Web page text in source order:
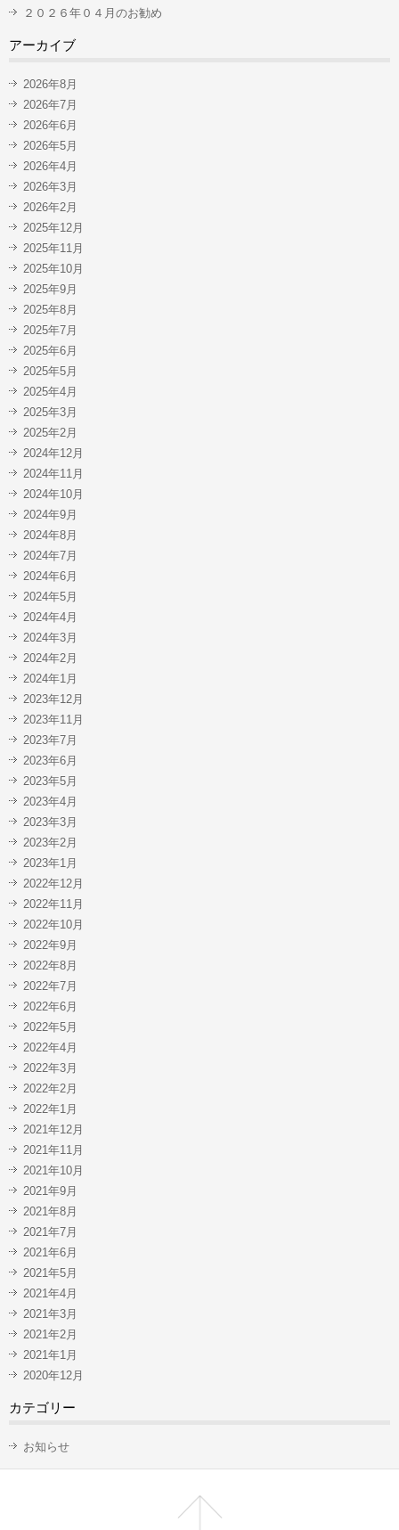
２０２６年０４月のお勧め
アーカイブ
2026年8月
2026年7月
2026年6月
2026年5月
2026年4月
2026年3月
2026年2月
2025年12月
2025年11月
2025年10月
2025年9月
2025年8月
2025年7月
2025年6月
2025年5月
2025年4月
2025年3月
2025年2月
2024年12月
2024年11月
2024年10月
2024年9月
2024年8月
2024年7月
2024年6月
2024年5月
2024年4月
2024年3月
2024年2月
2024年1月
2023年12月
2023年11月
2023年7月
2023年6月
2023年5月
2023年4月
2023年3月
2023年2月
2023年1月
2022年12月
2022年11月
2022年10月
2022年9月
2022年8月
2022年7月
2022年6月
2022年5月
2022年4月
2022年3月
2022年2月
2022年1月
2021年12月
2021年11月
2021年10月
2021年9月
2021年8月
2021年7月
2021年6月
2021年5月
2021年4月
2021年3月
2021年2月
2021年1月
2020年12月
カテゴリー
お知らせ